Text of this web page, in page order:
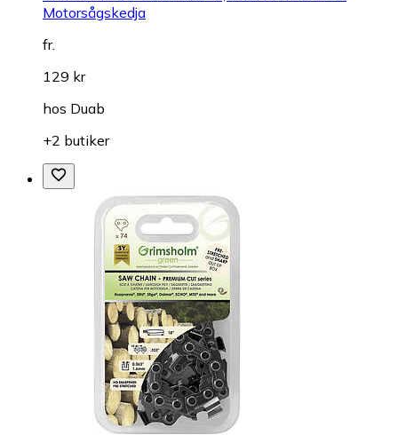
Motorsågskedja
fr.
129 kr
hos Duab
+2 butiker